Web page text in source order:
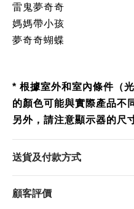
雷鬼夢奇奇
媽媽帶小孩
夢奇奇蝴蝶
* 根據室外和室內條件（
的顏色可能與實際產品不
另外，請注意顯示器的尺
送貨及付款方式
顧客評價